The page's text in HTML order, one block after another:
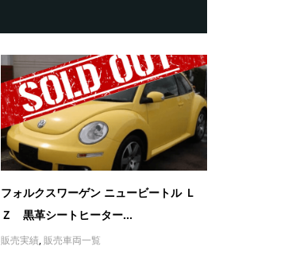
フォルクスワーゲン ニュービートル Ｌ
Ｚ 黒革シートヒーター...
販売実績,販売車両一覧